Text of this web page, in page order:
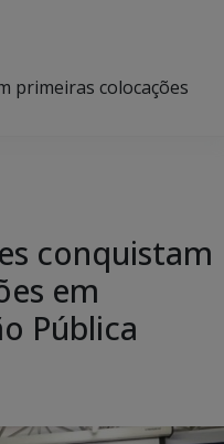
primeiras colocações
conquistam
em
Pública